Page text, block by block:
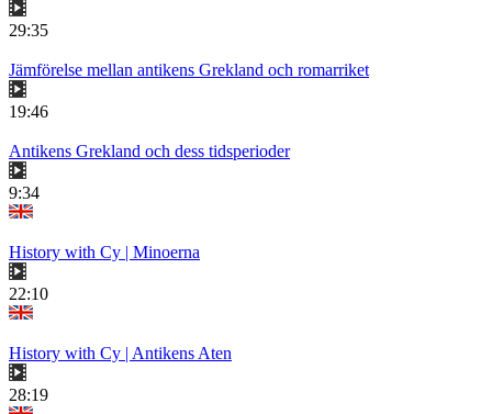
29:35
Jämförelse mellan antikens Grekland och romarriket
19:46
Antikens Grekland och dess tidsperioder
9:34
History with Cy | Minoerna
22:10
History with Cy | Antikens Aten
28:19